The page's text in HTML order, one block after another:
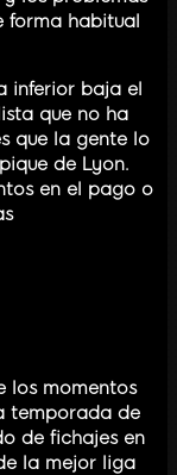
forma habitual
inferior baja el
que no ha
que la gente lo
de Lyon.
en el pago o
los momentos
temporada de
de fichajes en
la mejor liga